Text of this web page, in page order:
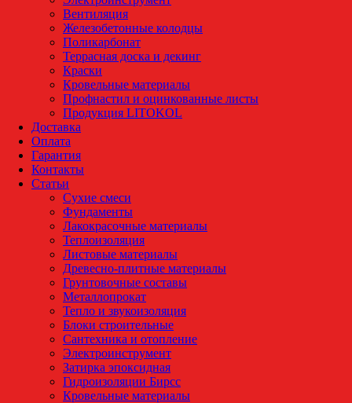
Вентиляция
Железобетонные колодцы
Поликарбонат
Террасная доска и декинг
Краски
Кровельные материалы
Профнастил и оцинкованные листы
Продукция LITOKOL
Доставка
Оплата
Гарантия
Контакты
Статьи
Сухие смеси
Фундаменты
Лакокрасочные материалы
Теплоизоляция
Листовые материалы
Древесно-плитные материалы
Грунтовочные составы
Металлопрокат
Тепло и звукоизоляция
Блоки строительные
Сантехника и отопление
Электроинструмент
Затирка эпоксидная
Гидроизоляции Бирсс
Кровельные материалы